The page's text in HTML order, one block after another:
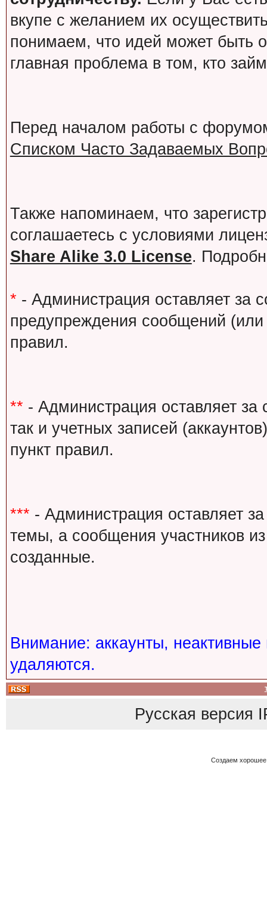
вкупе с желанием их
понимаем, что идей может быть
главная проблема в том, кто
Перед началом работы с
Списком Часто Задаваемых
Также напоминаем, что
соглашаетесь с условиями
Share Alike 3.0 License.
* - Администрация оставляет за
предупреждения сообщений
правил.
** - Администрация оставляет
так и учетных записей
пункт правил.
*** - Администрация оставляет
темы, а сообщения участников
созданные.
Внимание: аккаунты,
удаляются.
Русская версия
Создаем